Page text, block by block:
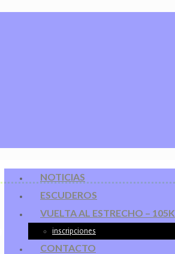
NOTICIAS
ESCUDEROS
VUELTA AL ESTRECHO – 105K
inscripciones
CONTACTO